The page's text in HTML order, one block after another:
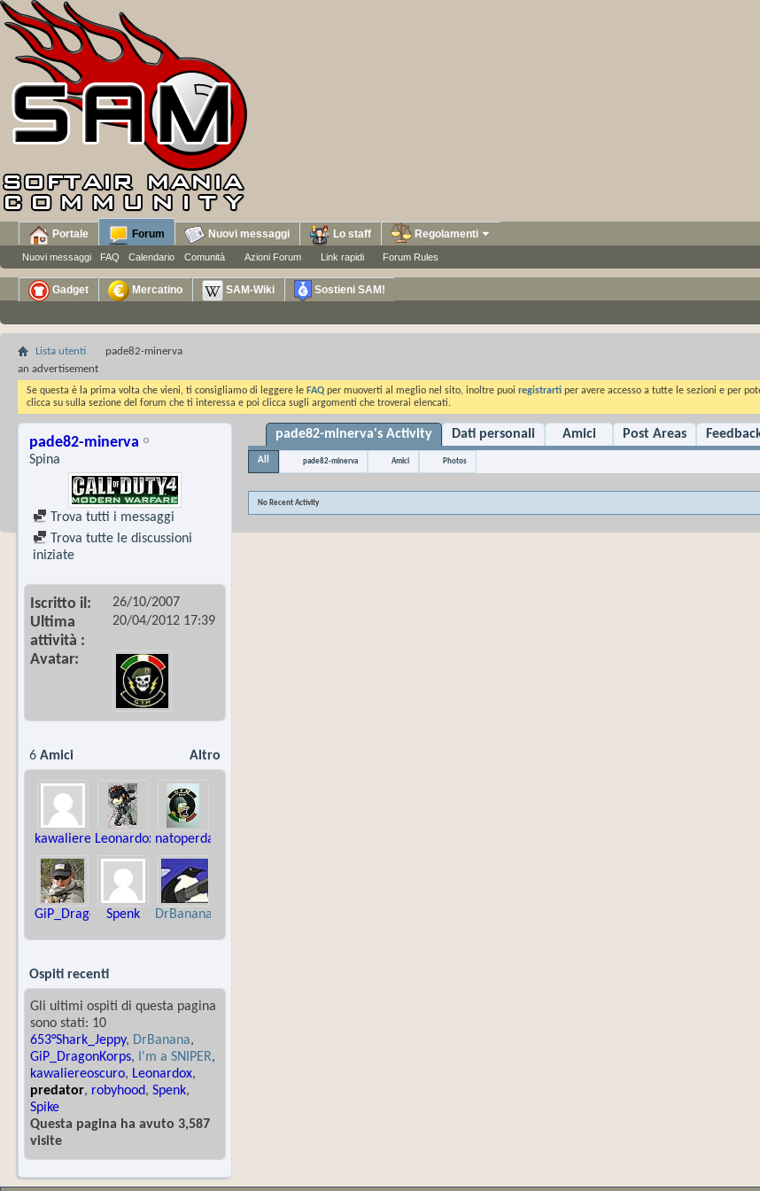
Portale Forum
Nuovi messaggi FAQ Calendario Comunità Azioni Forum Link rapidi Forum Rules
Nuovi messaggi Lo staff Regolamenti
Gadget Mercatino SAM-Wiki Sostieni SAM!
Lista utenti
pade82-minerva
an advertisement
Se questa è la prima volta che vieni, ti consigliamo di leggere le FAQ per muoverti al meglio nel sito, inoltre puoi registrarti per avere accesso a tutte le sezioni e per
clicca su sulla sezione del forum che ti interessa e poi clicca sugli argomenti che troverai elencati.
pade82-minerva
Spina
Trova tutti i messaggi
Trova tutte le discussioni
iniziate
Iscritto il 26/10/2007
Ultima
attività
20/04/2012 17:39
Avatar
Altro
6 Amici
kawaliereoscuro
Leonardox natoperdare
GiP_DragonKorps
Spenk DrBanana
Ospiti recenti
Gli ultimi ospiti di questa pagina
sono stati: 10
653°Shark_Jeppy, DrBanana,
GiP_DragonKorps, I'm a SNIPER,
kawaliereoscuro, Leonardox,
predator, robyhood, Spenk,
Spike
Questa pagina ha avuto 3,587
visite
pade82-minerva's Activity Dati personali Amici Post Areas
All pade82-minerva Amici Photos
No Recent Activity